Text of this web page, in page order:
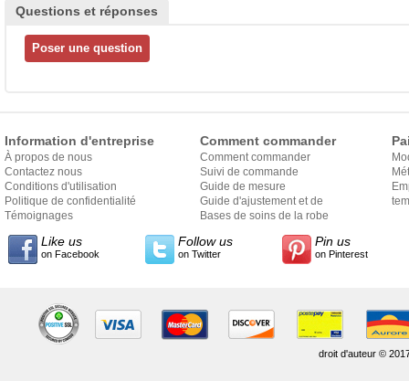
Questions et réponses
Information d'entreprise
À propos de nous
Contactez nous
Conditions d'utilisation
Politique de confidentialité
Témoignages
Comment commander
Comment commander
Suivi de commande
Guide de mesure
Guide d'ajustement et de
style
Bases de soins de la robe
Like us
on Facebook
Follow us
on Twitter
Pin us
on Pinterest
droit d'auteur ©